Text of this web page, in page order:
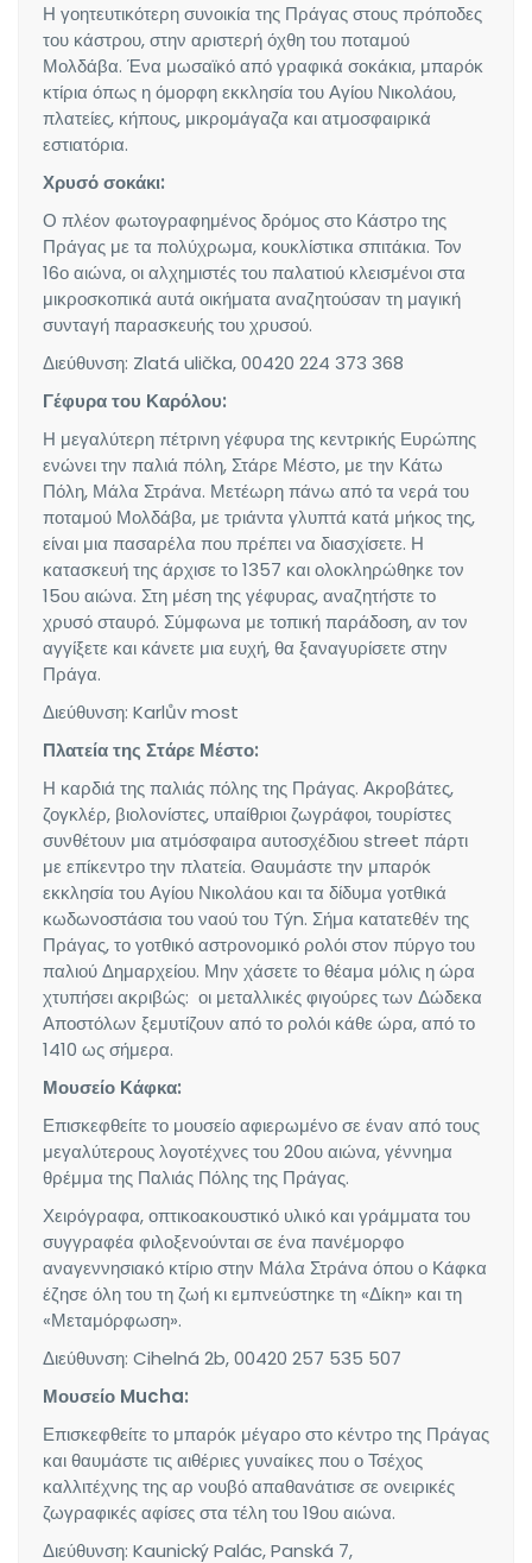
Η γοητευτικότερη συνοικία της Πράγας στους πρόποδες
του κάστρου, στην αριστερή όχθη του ποταμού
Μολδάβα. Ένα μωσαϊκό από γραφικά σοκάκια, μπαρόκ
κτίρια όπως η όμορφη εκκλησία του Αγίου Νικολάου,
πλατείες, κήπους, μικρομάγαζα και ατμοσφαιρικά
εστιατόρια.
Χρυσό σοκάκι:
Ο πλέον φωτογραφημένος δρόμος στο Κάστρο της
Πράγας με τα πολύχρωμα, κουκλίστικα σπιτάκια. Τον
16ο αιώνα, οι αλχημιστές του παλατιού κλεισμένοι στα
μικροσκοπικά αυτά οικήματα αναζητούσαν τη μαγική
συνταγή παρασκευής του χρυσού.
Διεύθυνση: Zlatá ulička, 00420 224 373 368
Γέφυρα του Καρόλου:
Η μεγαλύτερη πέτρινη γέφυρα της κεντρικής Ευρώπης
ενώνει την παλιά πόλη, Στάρε Μέστo, με την Κάτω
Πόλη, Μάλα Στράνα. Μετέωρη πάνω από τα νερά του
ποταμού Μολδάβα, με τριάντα γλυπτά κατά μήκος της,
είναι μια πασαρέλα που πρέπει να διασχίσετε. Η
κατασκευή της άρχισε το 1357 και ολοκληρώθηκε τον
15ου αιώνα. Στη μέση της γέφυρας, αναζητήστε το
χρυσό σταυρό. Σύμφωνα με τοπική παράδοση, αν τον
αγγίξετε και κάνετε μια ευχή, θα ξαναγυρίσετε στην
Πράγα.
Διεύθυνση: Karlův most
Πλατεία της Στάρε Μέστο:
Η καρδιά της παλιάς πόλης της Πράγας. Ακροβάτες,
ζογκλέρ, βιολονίστες, υπαίθριοι ζωγράφοι, τουρίστες
συνθέτουν μια ατμόσφαιρα αυτοσχέδιου street πάρτι
με επίκεντρο την πλατεία. Θαυμάστε την μπαρόκ
εκκλησία του Αγίου Νικολάου και τα δίδυμα γοτθικά
κωδωνοστάσια του ναού του Týn. Σήμα κατατεθέν της
Πράγας, το γοτθικό αστρονομικό ρολόι στον πύργο του
παλιού Δημαρχείου. Μην χάσετε το θέαμα μόλις η ώρα
χτυπήσει ακριβώς: οι μεταλλικές φιγούρες των Δώδεκα
Αποστόλων ξεμυτίζουν από το ρολόι κάθε ώρα, από το
1410 ως σήμερα.
Μουσείο Κάφκα:
Επισκεφθείτε το μουσείο αφιερωμένο σε έναν από τους
μεγαλύτερους λογοτέχνες του 20ου αιώνα, γέννημα
θρέμμα της Παλιάς Πόλης της Πράγας.
Χειρόγραφα, οπτικοακουστικό υλικό και γράμματα του
συγγραφέα φιλοξενούνται σε ένα πανέμορφο
αναγεννησιακό κτίριο στην Μάλα Στράνα όπου ο Κάφκα
έζησε όλη του τη ζωή κι εμπνεύστηκε τη «Δίκη» και τη
«Μεταμόρφωση».
Διεύθυνση: Cihelná 2b, 00420 257 535 507
Μουσείο Mucha:
Επισκεφθείτε το μπαρόκ μέγαρο στο κέντρο της Πράγας
και θαυμάστε τις αιθέριες γυναίκες που ο Τσέχος
καλλιτέχνης της αρ νουβό απαθανάτισε σε ονειρικές
ζωγραφικές αφίσες στα τέλη του 19ου αιώνα.
Διεύθυνση: Kaunický Palác, Panská 7,